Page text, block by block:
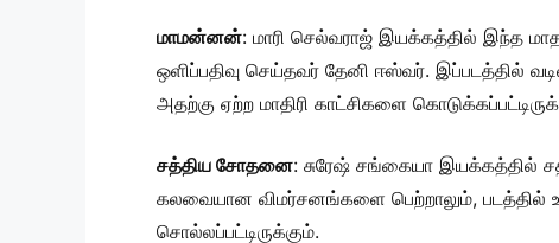
மாமன்னன்: மாரி செல்வராஜ் இயக்கத்தில் இந்த
ஒளிப்பதிவு செய்தவர் தேனி ஈஸ்வர். இப்படத்தில்
அதற்கு ஏற்ற மாதிரி காட்சிகளை
சத்திய சோதனை: சுரேஷ் சங்கையா இயக்கத்தில்
கலவையான விமர்சனங்களை பெற்றாலும், படத்தில்
சொல்லப்பட்டிருக்கும்.